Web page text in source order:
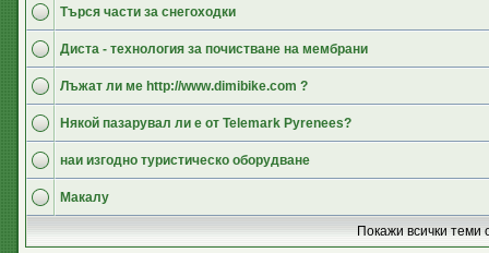
Търся части за снегоходки
Диста - технология за почистване на мембрани
Лъжат ли ме http://www.dimibike.com ?
Някой пазарувал ли е от Telemark Pyrenees?
наи изгодно туристическо оборудване
Макалу
Покажи всички теми